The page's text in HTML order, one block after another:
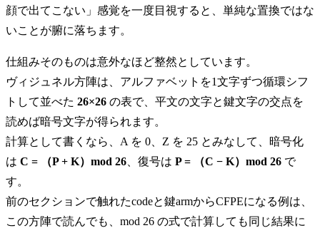
顔で出てこない」感覚を一度目視すると、単純な置換ではな
いことが腑に落ちます。
仕組みそのものは意外なほど整然としています。
ヴィジュネル方陣は、アルファベットを1文字ずつ循環シフ
トして並べた 26×26 の表で、平文の文字と鍵文字の交点を
読めば暗号文字が得られます。
計算として書くなら、A を 0、Z を 25 とみなして、暗号化
は C = （P + K）mod 26 、復号は P = （C − K）mod 26 で
す。
前のセクションで触れたcodeと鍵armからCFPEになる例は、
この方陣で読んでも、mod 26 の式で計算しても同じ結果に